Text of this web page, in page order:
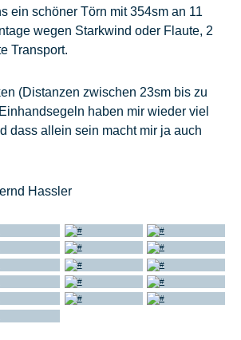
ein schöner Törn mit 354sm an 11
wegen Starkwind oder Flaute, 2
Transport.
(Distanzen zwischen 23sm bis zu
haben mir wieder viel
dass allein sein macht mir ja auch
Hassler